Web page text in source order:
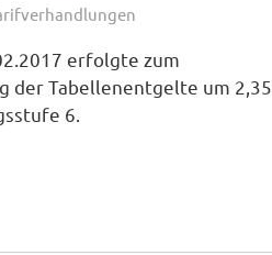
erfolgte zum
der Tabellenentgelte um 2,35
6.